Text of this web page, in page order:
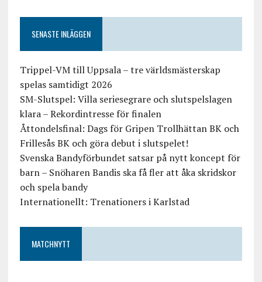
SENASTE INLÄGGEN
Trippel-VM till Uppsala – tre världsmästerskap
spelas samtidigt 2026
SM-Slutspel: Villa seriesegrare och slutspelslagen
klara – Rekordintresse för finalen
Åttondelsfinal: Dags för Gripen Trollhättan BK och
Frillesås BK och göra debut i slutspelet!
Svenska Bandyförbundet satsar på nytt koncept för
barn – Snöharen Bandis ska få fler att åka skridskor
och spela bandy
Internationellt: Trenationers i Karlstad
MATCHNYTT